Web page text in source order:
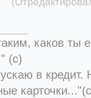
каков ты
(c)
в